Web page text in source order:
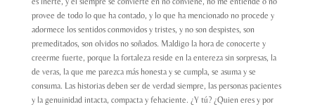
provee de todo lo que ha contado, y lo que ha mencionado no procede y
adormece los sentidos conmovidos y tristes, y no son despistes, son
premeditados, son olvidos no soñados. Maldigo la hora de conocerte y
creerme fuerte, porque la fortaleza reside en la entereza sin sorpresas, la
de veras, la que me parezca más honesta y se cumpla, se asuma y se
consuma. Las historias deben ser de verdad siempre, las personas pacientes
y la genuinidad intacta, compacta y fehaciente. ¿Y tú? ¿Quien eres y por